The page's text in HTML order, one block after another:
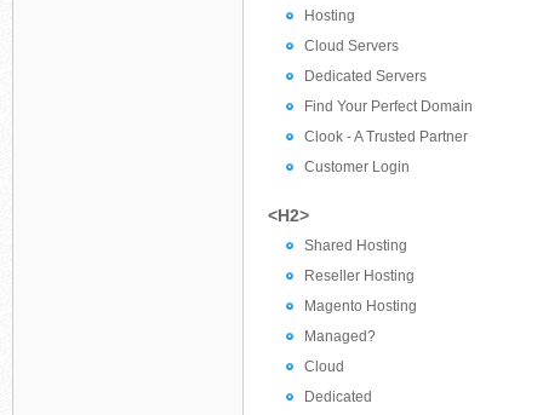
Hosting
Cloud Servers
Dedicated Servers
Find Your Perfect Domain
Clook - A Trusted Partner
Customer Login
<H2>
Shared Hosting
Reseller Hosting
Magento Hosting
Managed?
Cloud
Dedicated